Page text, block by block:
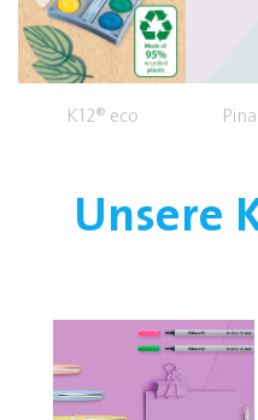
K12® eco
Unsere